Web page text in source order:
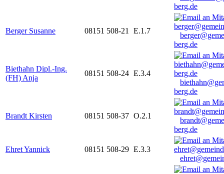
berg.de
Berger Susanne 08151 508-21 E.1.7
berg.de
Biethahn Dipl.-Ing.
(FH) Anja
08151 508-24 E.3.4
berg.de
Brandt Kirsten 08151 508-37 O.2.1
berg.de
Ehret Yannick 08151 508-29 E.3.3